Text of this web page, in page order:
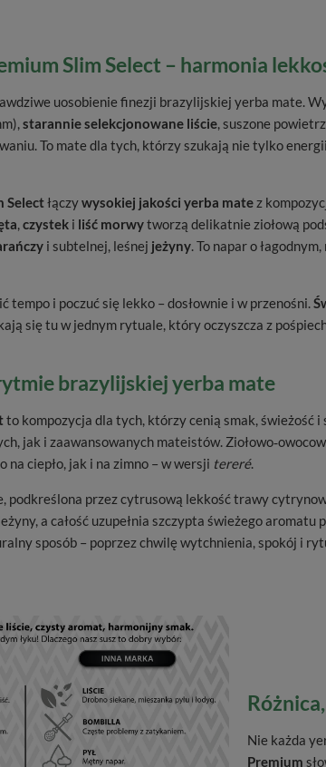
Slim Select – harmonia
uosobienie finezji brazylijskiej yerba mate.
starannie selekcjonowane liście, suszone
To mate dla tych, którzy szukają nie tylko
Selectłączywysokiej jakości yerba matez
,czystek i liść morwytworzą delikatnie ziołową
i subtelnej, leśnej jeżyny. To napar o
tempo i poczuć się lekko – dosłownie i w przenośni.
się tu w jednym rytuale, który oczyszcza z
brazylijskiej yerba mate
to kompozycja dla tych, którzy cenią smak, świeżość
jak i zaawansowanych mateistów.
ciepło, jak i na zimno – w wersji tereré.
podkreślona przez cytrusową lekkość trawy
a całość uzupełnia szczypta świeżego aromatu
sposób – poprzez chwilę wytchnienia, spokój i
Nie każda
Premium